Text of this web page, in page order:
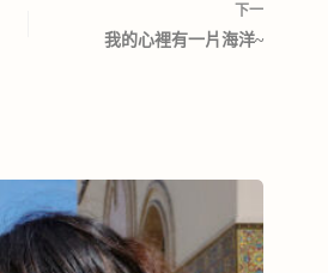
下一
我的心裡有一片海洋~